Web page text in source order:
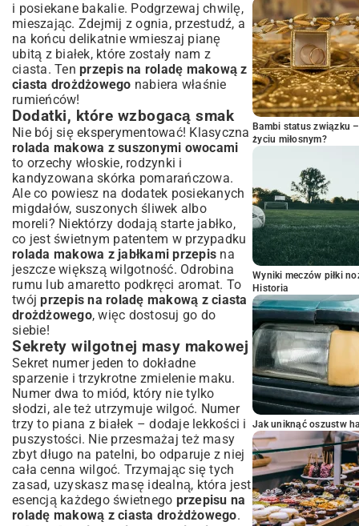
i posiekane bakalie. Podgrzewaj chwilę,
mieszając. Zdejmij z ognia, przestudź, a
na końcu delikatnie wmieszaj pianę
ubitą z białek, które zostały nam z
ciasta. Ten przepis na roladę makową z
ciasta drożdżowego nabiera właśnie
rumieńców!
Dodatki, które wzbogacą smak
Nie bój się eksperymentować! Klasyczna
rolada makowa z suszonymi owocami
to orzechy włoskie, rodzynki i
kandyzowana skórka pomarańczowa.
Ale co powiesz na dodatek posiekanych
migdałów, suszonych śliwek albo
moreli? Niektórzy dodają starte jabłko,
co jest świetnym patentem w przypadku
rolada makowa z jabłkami przepis na
jeszcze większą wilgotność. Odrobina
rumu lub amaretto podkręci aromat. To
twójprzepis na roladę makową z ciasta
drożdżowego, więc dostosuj go do
siebie!
Sekrety wilgotnej masy makowej
Sekret numer jeden to dokładne
sparzenie i trzykrotne zmielenie maku.
Numer dwa to miód, który nie tylko
słodzi, ale też utrzymuje wilgoć. Numer
trzy to piana z białek – dodaje lekkości i
puszystości. Nie przesmażaj też masy
zbyt długo na patelni, bo odparuje z niej
cała cenna wilgoć. Trzymając się tych
zasad, uzyskasz masę idealną, która jest
esencją każdego świetnego przepisu na
roladę makową z ciasta drożdżowego.
Bambi status związku
życiu miłosnym?
Wyniki meczów piłki
Historia
Jak uniknąć oszustw